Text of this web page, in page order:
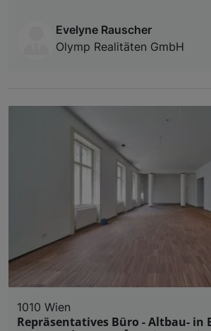
Evelyne Rauscher
Olymp Realitäten GmbH
1010 Wien
Repräsentatives Büro - Altbau- in